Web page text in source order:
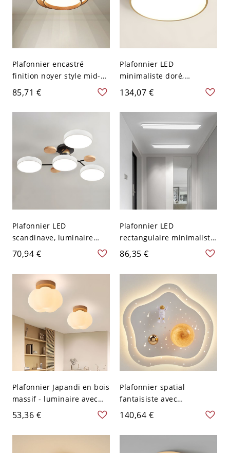
Plafonnier encastré
finition noyer style mid-
century, luminaire LED
rond pour chambre ou
couloir - 110 V-120 V 40,64
85,71 €
Plafonnier LED
minimaliste doré,
luminaire rond extra-plat
pour chambre et couloir -
110 V-120 V 20,32 cm
134,07 €
Plafonnier LED
scandinave, luminaire
Sputnik géométrique avec
accents en bois massif,
éclairage d’ambiance
discret à faible hauteur -
4 Blanc 110 V-120 V
70,94 €
Plafonnier LED
rectangulaire minimaliste,
luminaire ultra-fin à profil
bas pour bureau - 110 V-
120 V 60,96 cm Blanc
86,35 €
Plafonnier Japandi en bois
massif - luminaire avec
abat-jour en verre blanc
lait pour chambre et
couloir - 110 V-120 V
53,36 €
Plafonnier spatial
fantaisiste avec
astronaute 3D et abat-
jour planète LED - 110 V-
120 V 40,64 cm Mars
140,64 €